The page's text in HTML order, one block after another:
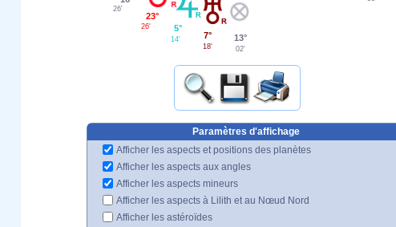
26'
23°
26' 5°
14' 7°
18'
13°
02'
Paramètres d'affichage
Afficher les aspects et positions des planètes
Afficher les aspects aux angles
Afficher les aspects mineurs
Afficher les aspects à Lilith et au Nœud Nord
Afficher les astéroïdes